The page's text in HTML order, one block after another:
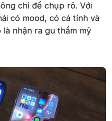
chỉ để chụp rõ. Với
có mood, có cá tính và
là nhận ra gu thẩm mỹ